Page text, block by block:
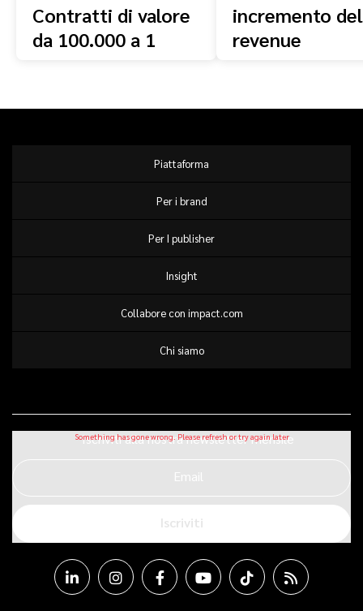
Contratti di valore
da 100.000 a 1
incremento
revenue
Piattaforma
Per i brand
Per I publisher
Insight
Collabore con impact.com
Chi siamo
Iscriviti alla nostra newsletter mensile
Email
Iscriviti